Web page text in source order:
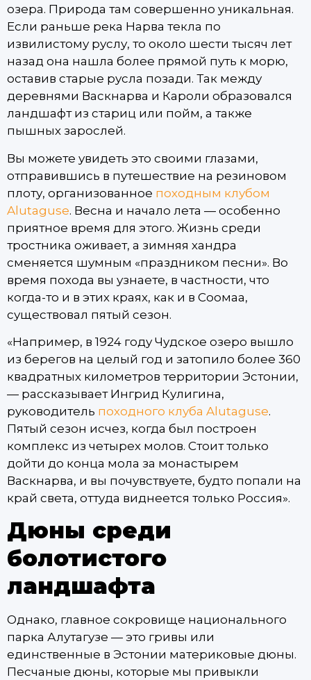
озера. Природа там совершенно уникальная.
Если раньше река Нарва текла по
извилистому руслу, то около шести тысяч лет
назад она нашла более прямой путь к морю,
оставив старые русла позади. Так между
деревнями Васкнарва и Кароли образовался
ландшафт из стариц или пойм, а также
пышных зарослей.
Вы можете увидеть это своими глазами,
отправившись в путешествие на резиновом
плоту, организованное походным клубом
Alutaguse. Весна и начало лета — особенно
приятное время для этого. Жизнь среди
тростника оживает, а зимняя хандра
сменяется шумным «праздником песни». Во
время похода вы узнаете, в частности, что
когда-то и в этих краях, как и в Соомаа,
существовал пятый сезон.
«Например, в 1924 году Чудское озеро вышло
из берегов на целый год и затопило более 360
квадратных километров территории Эстонии,
— рассказывает Ингрид Кулигина,
руководитель походного клуба Alutaguse.
Пятый сезон исчез, когда был построен
комплекс из четырех молов. Стоит только
дойти до конца мола за монастырем
Васкнарва, и вы почувствуете, будто попали на
край света, оттуда виднеется только Россия».
Дюны среди
болотистого
ландшафта
Однако, главное сокровище национального
парка Алутагузе — это гривы или
единственные в Эстонии материковые дюны.
Песчаные дюны, которые мы привыкли